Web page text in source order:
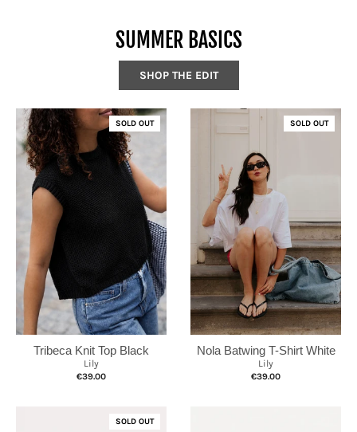
SUMMER BASICS
SHOP THE EDIT
SOLD OUT
Tribeca Knit Top Black
Lily
€39.00
SOLD OUT
Nola Batwing T-Shirt White
Lily
€39.00
SOLD OUT